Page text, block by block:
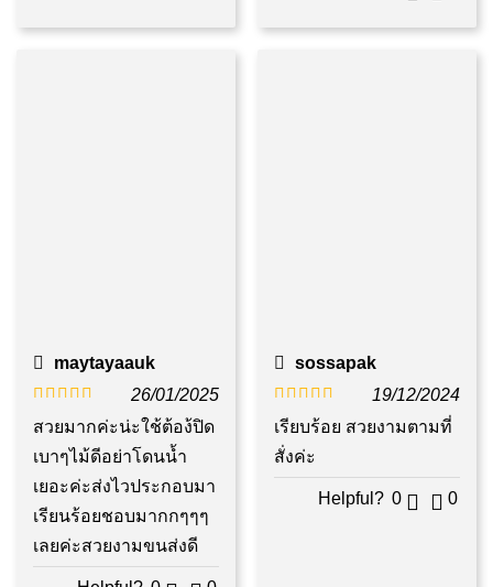
maytayaauk
ให้คะแนน
5ตั้งแต่ 1-5
คะแนน
26/01/2025
สวยมากค่ะน่ะใช้ต้อง้ปิด
เบาๆไม้ดีอย่าโดนน้ำ
เยอะค่ะส่งไวประกอบมา
เรียนร้อยชอบมากกๆๆๆ
เลยค่ะสวยงามขนส่งดี
sossapak
ให้คะแนน
5ตั้งแต่ 1-5
คะแนน
19/12/2024
เรียบร้อย สวยงามตามที่
สั่งค่ะ
Helpful? 0 0